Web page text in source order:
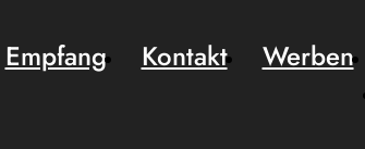
Empfang Kontakt Werben